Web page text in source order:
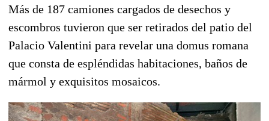
Más de 187 camiones cargados de desechos y
escombros tuvieron que ser retirados del patio del
Palacio Valentini para revelar una domus romana
que consta de espléndidas habitaciones, baños de
mármol y exquisitos mosaicos.